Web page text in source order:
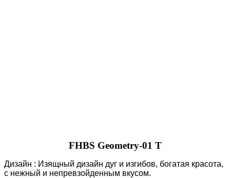
FHBS Geometry-01 T
Дизайн : Изящный дизайн дуг и изгибов, богатая красота,
с нежный и непревзойденным вкусом.